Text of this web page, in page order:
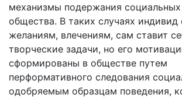
механизмы подержания социальных
общества. В таких случаях индивид
желаниям, влечениям, сам ставит
творческие задачи, но его
сформированы в обществе путем
перформативного следования
одобряемым образцам поведения,